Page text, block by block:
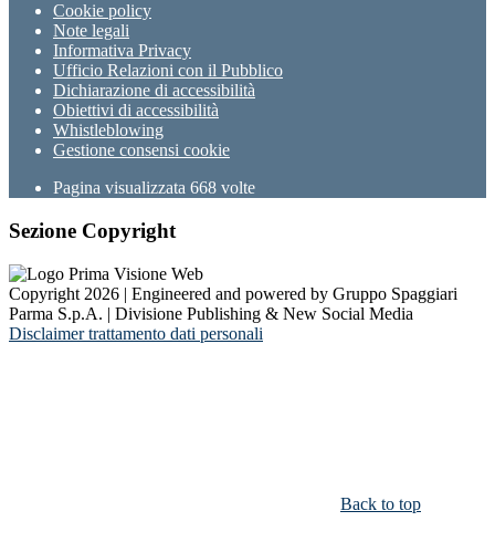
Cookie policy
Note legali
Informativa Privacy
Ufficio Relazioni con il Pubblico
Dichiarazione di accessibilità
Obiettivi di accessibilità
Whistleblowing
Gestione consensi cookie
Pagina visualizzata 668 volte
Sezione Copyright
Copyright 2026 | Engineered and powered by Gruppo Spaggiari
Parma S.p.A. | Divisione Publishing & New Social Media
Disclaimer trattamento dati personali
Back to top